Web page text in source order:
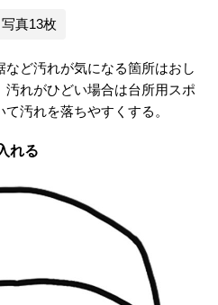
写真13枚
ど汚れが気になる箇所はおし
汚れがひどい場合は台所用スポ
汚れを落ちやすくする。
れる